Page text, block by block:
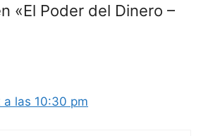
«El Poder del Dinero –
a las 10:30 pm